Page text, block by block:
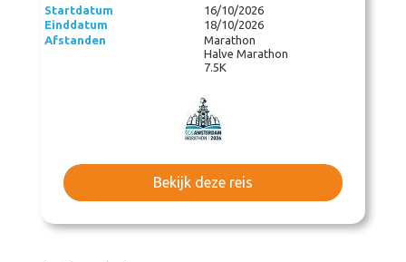
Startdatum
16/10/2026
Einddatum
18/10/2026
Afstanden
Marathon
Halve Marathon
7.5K
Bekijk deze reis